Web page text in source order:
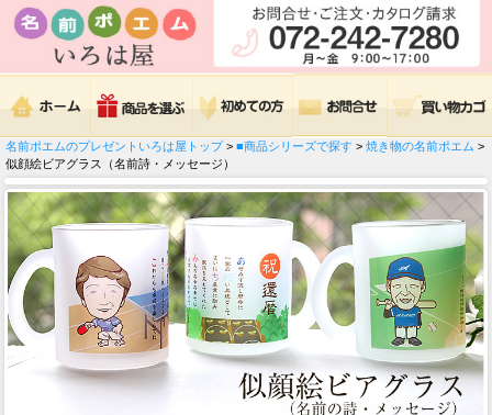
名前ポエムのプレゼントいろは屋トップ> ■商品シリーズで探す > 焼き物の名前ポエム >
似顔絵ビアグラス（名前詩・メッセージ）